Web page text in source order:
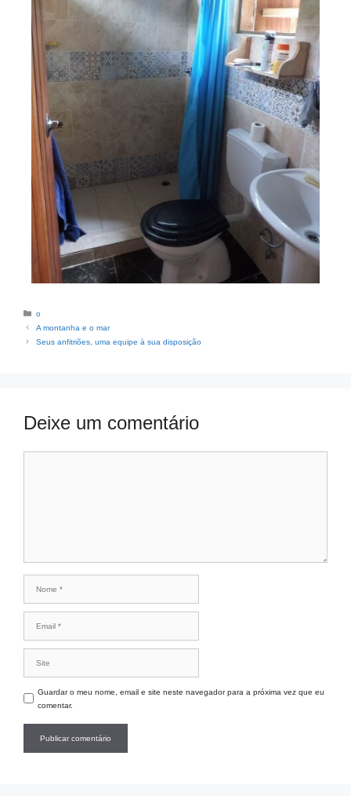
o
A montanha e o mar
Seus anfitriões, uma equipe à sua disposição
Deixe um comentário
Guardar o meu nome, email e site neste navegador para a próxima vez que eu
comentar.